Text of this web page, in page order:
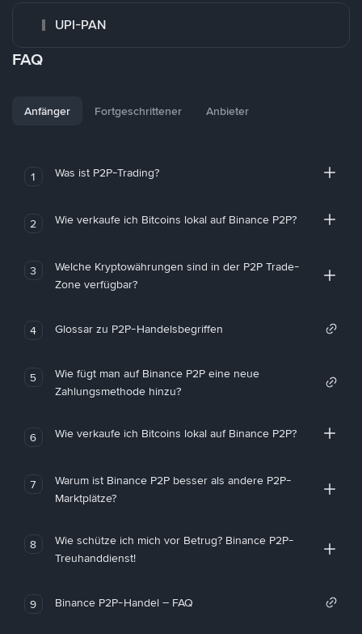
UPI-PAN
FAQ
Anfänger Fortgeschrittener Anbieter
1 Was ist P2P-Trading?
2 Wie verkaufe ich Bitcoins lokal auf Binance P2P?
3
Welche Kryptowährungen sind in der P2P Trade-
Zone verfügbar?
4 Glossar zu P2P-Handelsbegriffen
5
Wie fügt man auf Binance P2P eine neue
Zahlungsmethode hinzu?
6 Wie verkaufe ich Bitcoins lokal auf Binance P2P?
7
Warum ist Binance P2P besser als andere P2P-
Marktplätze?
8
Wie schütze ich mich vor Betrug? Binance P2P-
Treuhanddienst!
9 Binance P2P-Handel – FAQ